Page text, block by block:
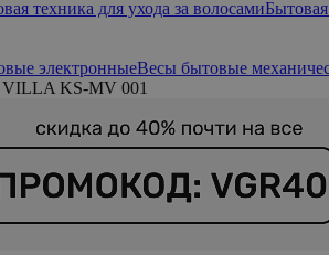
техника для ухода за волосами
электронныеВесы бытовые
KS-MV 001